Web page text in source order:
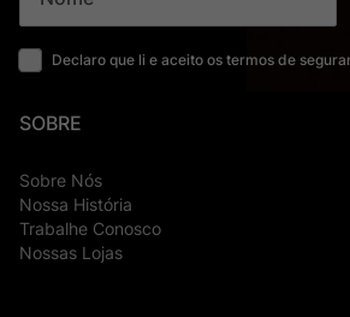
Declaro que li e aceito os termos de
SOBRE
Sobre Nós
Nossa História
Trabalhe Conosco
Nossas Lojas